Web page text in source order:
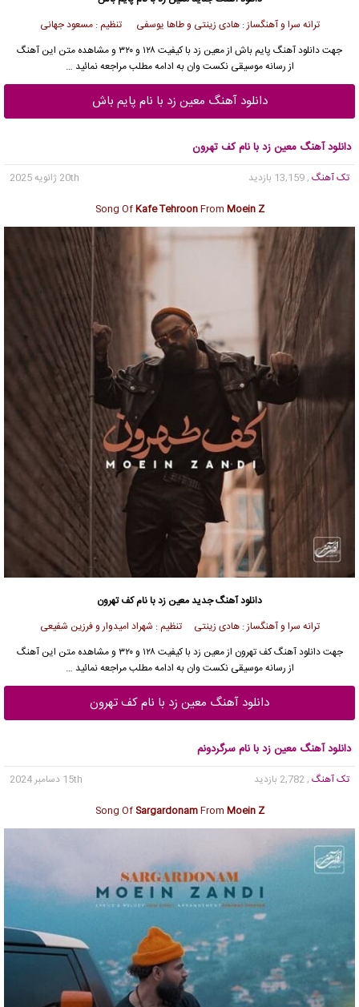
ترانه سرا و آهنگساز : هادی زینتی و طاها یوسفی تنظیم : مسعود جهانی
جهتدانلود آهنگ پایم باش ازمعین زد
با کیفیت ۱۲۸ و ۳۲۰ و مشاهده متن این آهنگ
از رسانه موسیقی نکست وان به ادامه مطلب مراجعه نمائید …
دانلود آهنگ معین زد با نام پایم باش
دانلود آهنگ معین زد با نام کف تهرون
تک آهنگ , 13,159 بازدید
20th ژانویه 2025
Song OfKafe TehroonFrom Moein Z
دانلود آهنگ جدیدمعین زد با نام کف تهرون
ترانه سرا و آهنگساز : هادی زینتی تنظیم : شهراد امیدوار و فرزین شفیعی
جهتدانلود آهنگکف تهرون ازمعین زد
با کیفیت ۱۲۸ و ۳۲۰ و مشاهده متن این آهنگ
از رسانه موسیقی نکست وان به ادامه مطلب مراجعه نمائید …
دانلود آهنگ معین زد با نام کف تهرون
دانلود آهنگ معین زد با نام سرگردونم
تک آهنگ , 2,782 بازدید
15th دسامبر 2024
Song OfSargardonamFrom Moein Z